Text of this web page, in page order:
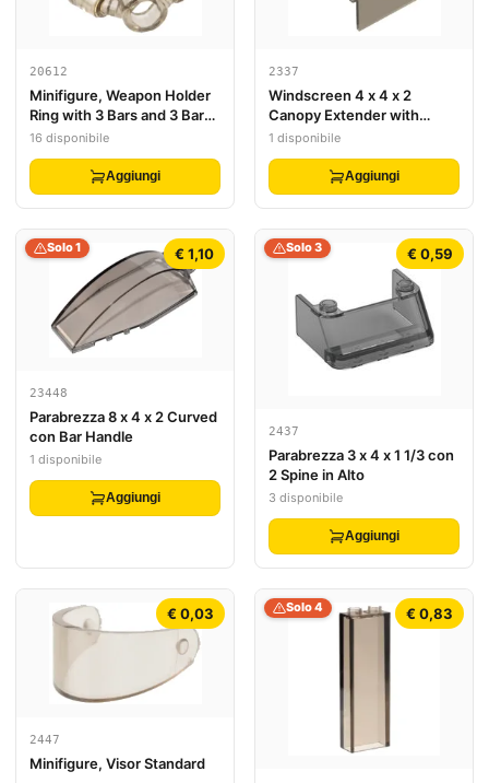
20612
Minifigure, Weapon Holder
Ring with 3 Bars and 3 Bar
Holes (Ninjago Aeroblade
16 disponibile
Aggiungi
2337
Windscreen 4 x 4 x 2
Canopy Extender with
Hinges
1 disponibile
Aggiungi
€ 1,10
Solo 1
23448
Parabrezza 8 x 4 x 2 Curved
con Bar Handle
1 disponibile
Aggiungi
€ 0,59
Solo 3
2437
Parabrezza 3 x 4 x 1 1/3 con
2 Spine in Alto
3 disponibile
Aggiungi
€ 0,03
2447
Minifigure, Visor Standard
€ 0,83
Solo 4